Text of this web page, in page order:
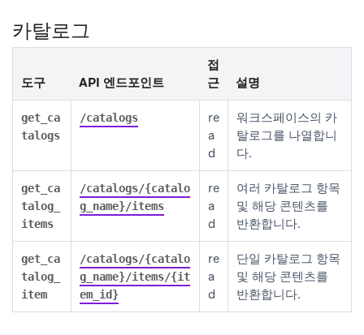
카탈로그
도구 API 엔드포인트
접
근
설명
get_ca
talogs
/catalogs
re
a
d
워크스페이스의 카
탈로그를 나열합니
다.
get_ca
talog_
items
/catalogs/{catalo
g_name}/items
re
a
d
여러 카탈로그 항목
및 해당 콘텐츠를
반환합니다.
get_ca
talog_
item
/catalogs/{catalo
g_name}/items/{it
em_id}
re
a
d
단일 카탈로그 항목
및 해당 콘텐츠를
반환합니다.